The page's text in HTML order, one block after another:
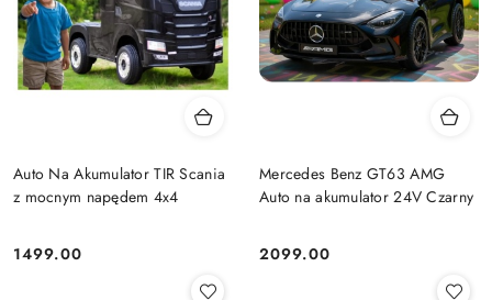
Auto Na Akumulator TIR Scania
z mocnym napędem 4x4
Cena:
1499.00
Mercedes Benz GT63 AMG
Auto na akumulator 24V Czarny
Cena:
2099.00